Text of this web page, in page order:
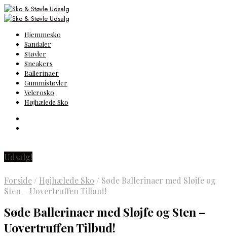
Hjemmesko
Sandaler
Støvler
Sneakers
Ballerinaer
Gummistøvler
Velcrosko
Højhælede Sko
Udsalg!
Forside / Højhælede Sko / Søde Ballerinaer med Sløjfe og
Sten – Uovertruffen Tilbud!
Søde Ballerinaer med Sløjfe og Sten –
Uovertruffen Tilbud!